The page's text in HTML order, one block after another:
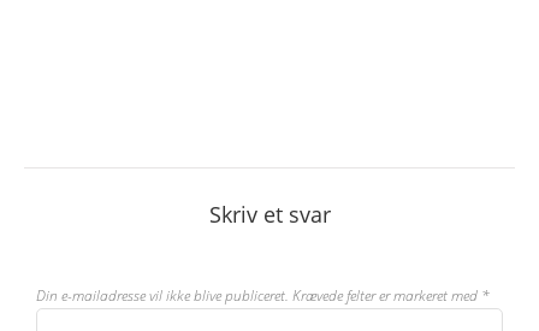
Skriv et svar
Din e-mailadresse vil ikke blive publiceret. Krævede felter er markeret med *